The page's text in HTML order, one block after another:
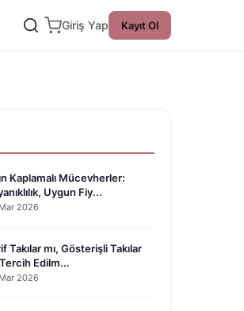
Giriş Yap Kayıt Ol
Kaplamalı Mücevherler:
Uygun Fiy...
2026
Takılar mı, Gösterişli Takılar
Tercih Edilm...
2026